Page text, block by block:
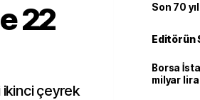
22
ikinci çeyrek
Son 70
Editörün
Borsa
milyar